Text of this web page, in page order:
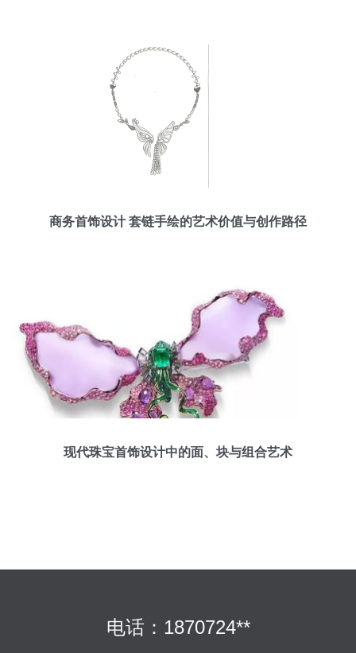
商务首饰设计 套链手绘的艺术价值与创作路径
现代珠宝首饰设计中的面、块与组合艺术
电话：1870724**